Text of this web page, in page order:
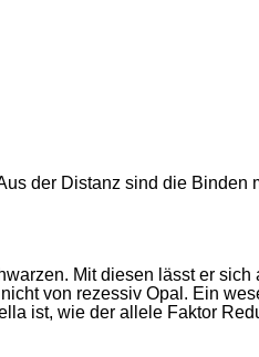
der Distanz sind die Binden
Mit diesen lässt er sich
von rezessiv Opal. Ein
ist, wie der allele Faktor